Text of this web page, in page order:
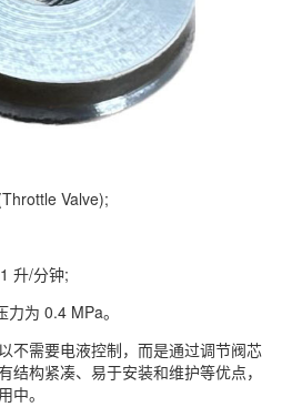
Valve);
升/分钟;
为 0.4 MPa。
不需要电液控制，而是通过调节阀芯
结构紧凑、易于安装和维护等优点，
中。